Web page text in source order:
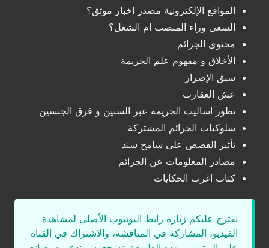
المواقع الإلكترونية مصدر اخبار موثق؟
السعى وراء المنصب ام الشغل؟
محتوى الجرائم
الأخلاق و مفهوم علم الجريمة
سبق الإصرار
عش العقارب
تطور اساليب الجريمة عبر السنين و فرق الجنسين
سلوكيات الجرائم المشتركة
تأثير القصص على سامح سند
مصادر المعلومات عن الجرائم
كتاب اغرب الحكايات
نقترح عليكم زيارة رابط اليوتيوب الأصلي لمشاهدة
الفيديو، المشاركة في المناقشة، والاشتراك في القناة